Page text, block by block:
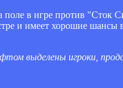
поле в игре против
и имеет хорошие шансы
выделены игроки,